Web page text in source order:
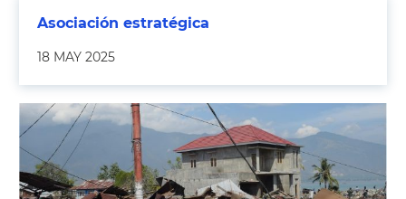
Asociación estratégica
18 MAY 2025